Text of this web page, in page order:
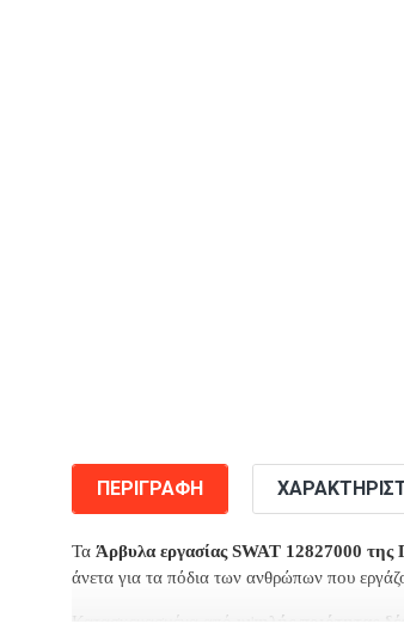
ΠΕΡΙΓΡΑΦΉ
Τα Άρβυλα εργασίας SWAT 12827000 της
άνετα για τα πόδια των ανθρώπων που
Κατασκευασμένα από υψηλής ποιότητας